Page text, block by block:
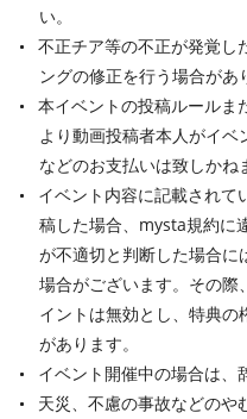
い。
不正チア等の不正が発覚し
ングの修正を行う場合があ
本イベントの投稿ルールま
より動画投稿者本人がイ
などのお支払いは致しかね
イベント内容に記載されて
稿した場合、mysta規約に
が不適切と判断した場合に
場合がございます。その際
イントは無効とし、特典
があります。
イベント開催中の場合は、
天災、不慮の事故などのや